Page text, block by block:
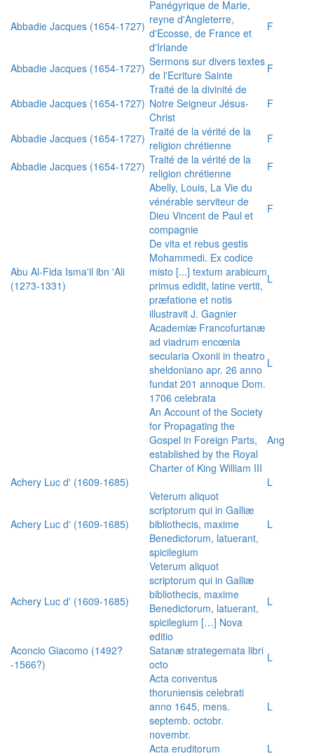
Abbadie Jacques (1654-1727)
Panégyrique de Marie,
reyne d'Angleterre,
d'Ecosse, de France et
d'Irlande
F
Abbadie Jacques (1654-1727) Sermons sur divers textes
de l'Ecriture Sainte
F
Abbadie Jacques (1654-1727)
Traité de la divinité de
Notre Seigneur Jésus-
Christ
F
Abbadie Jacques (1654-1727) Traité de la vérité de la
religion chrétienne
F
Abbadie Jacques (1654-1727) Traité de la vérité de la
religion chrétienne
F
Abelly, Louis, La Vie du
vénérable serviteur de
Dieu Vincent de Paul et
compagnie
F
Abu Al-Fida Isma'il ibn 'Ali
(1273-1331)
De vita et rebus gestis
Mohammedi. Ex codice
misto [...] textum arabicum
primus edidit, latine vertit,
præfatione et notis
illustravit J. Gagnier
L
Academiæ Francofurtanæ
ad viadrum encœnia
secularia Oxonii in theatro
sheldoniano apr. 26 anno
fundat 201 annoque Dom.
1706 celebrata
L
An Account of the Society
for Propagating the
Gospel in Foreign Parts,
established by the Royal
Charter of King William III
Ang
Achery Luc d' (1609-1685) L
Achery Luc d' (1609-1685)
Veterum aliquot
scriptorum qui in Galliæ
bibliothecis, maxime
Benedictorum, latuerant,
spicilegium
L
Achery Luc d' (1609-1685)
Veterum aliquot
scriptorum qui in Galliæ
bibliothecis, maxime
Benedictorum, latuerant,
spicilegium […] Nova
editio
L
Aconcio Giacomo (1492?
-1566?)
Satanæ strategemata libri
octo
L
Acta conventus
thoruniensis celebrati
anno 1645, mens.
septemb. octobr.
novembr.
L
Acta eruditorum
L